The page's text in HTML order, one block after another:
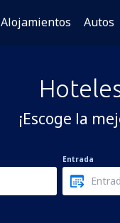
Alojamientos Autos
¡Escoge la
Entrada